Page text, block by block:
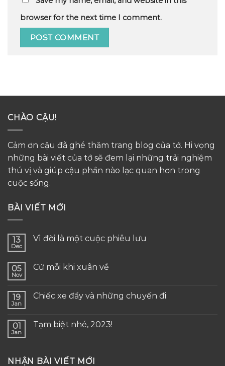
browser for the next time I comment.
CHÀO CẬU!
Cảm ơn cậu đã ghé thăm trang blog của tớ. Hi vọng
những bài viết của tớ sẽ đem lại những trải nghiệm
thú vị và giúp cậu phần nào lạc quan hơn trong
cuộc sống.
BÀI VIẾT MỚI
13
Dec
Vì đời là một cuộc phiêu lưu
05
Nov
Cứ mỗi khi xuân về
19
Jan
Chiếc xe đẩy và những chuyến đi
01
Jan
Tạm biệt nhé, 2023!
NHẬN BÀI VIẾT MỚI